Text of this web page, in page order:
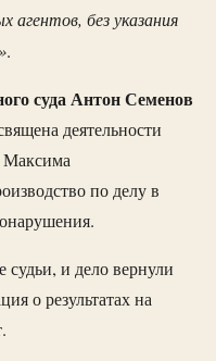
агентов, без указания
.
суда Антон Семенов
деятельности
Максима
по делу в
и дело вернули
о результатах на